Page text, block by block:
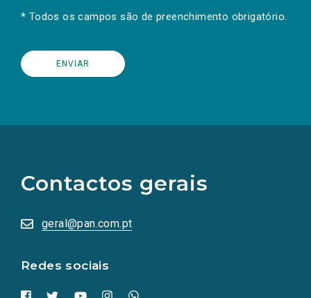
* Todos os campos são de preenchimento obrigatório.
Contactos gerais
geral@pan.com.pt
Redes sociais
redes
sociais
numa
nova